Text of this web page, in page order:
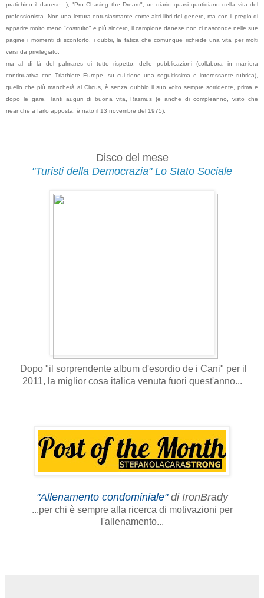
pratichino il danese...), "Pro Chasing the Dream", un diario quasi quotidiano della vita del
professionista. Non una lettura entusiasmante come altri libri del genere, ma con il pregio di
apparire molto meno "costruito" e più sincero, il campione danese non ci nasconde nelle sue
pagine i momenti di sconforto, i dubbi, la fatica che comunque richiede una vita per molti
versi da privilegiato.
ma al di là del palmares di tutto rispetto, delle pubblicazioni (collabora in maniera
continuativa con Triathlete Europe, su cui tiene una seguitissima e interessante rubrica),
quello che più mancherà al Circus, è senza dubbio il suo volto sempre sorridente, prima e
dopo le gare. Tanti auguri di buona vita, Rasmus (e anche di compleanno, visto che
neanche a farlo apposta, è nato il 13 novembre del 1975).
Disco del mese
"Turisti della Democrazia" Lo Stato Sociale
Dopo "il sorprendente album d'esordio de i Cani" per il
2011, la miglior cosa italica venuta fuori quest'anno...
"Allenamento condominiale" di IronBrady
...per chi è sempre alla ricerca di motivazioni per
l'allenamento...